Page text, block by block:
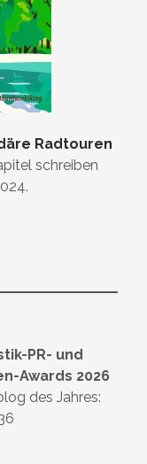
Radtouren
schreiben
PR- und
Awards 2026
des Jahres: